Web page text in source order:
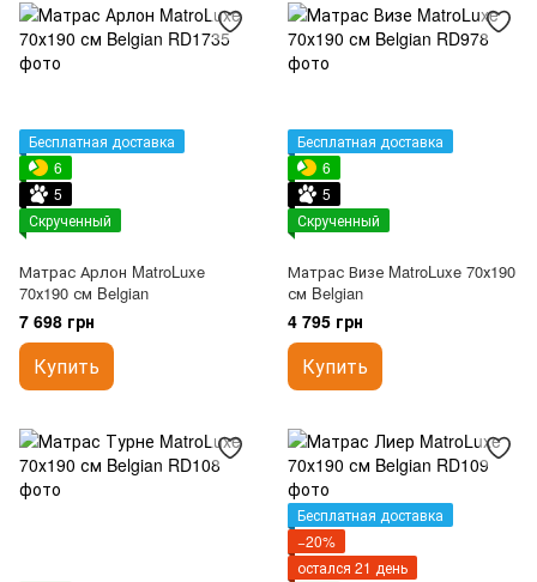
Бесплатная доставка
6
5
Скрученный
Матрас Арлон MatroLuxe
70х190 см Belgian
7 698 грн
Купить
Бесплатная доставка
6
5
Скрученный
Матрас Визе MatroLuxe 70х190
см Belgian
4 795 грн
Купить
Бесплатная доставка
−20%
остался 21 день